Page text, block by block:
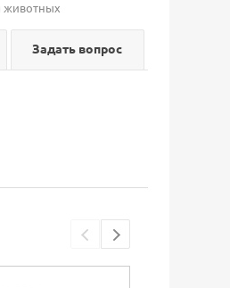
животных
Задать вопрос